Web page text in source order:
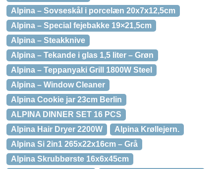
Alpina – Sovseskål i porcelæn 20x7x12,5cm
Alpina – Special fejebakke 19×21,5cm
Alpina – Steakknive
Alpina – Tekande i glas 1,5 liter – Grøn
Alpina – Teppanyaki Grill 1800W Steel
Alpina – Window Cleaner
Alpina Cookie jar 23cm Berlin
ALPINA DINNER SET 16 PCS
Alpina Hair Dryer 2200W
Alpina Krøllejern.
Alpina Si 2in1 265x22x16cm – Grå
Alpina Skrubbørste 16x6x45cm